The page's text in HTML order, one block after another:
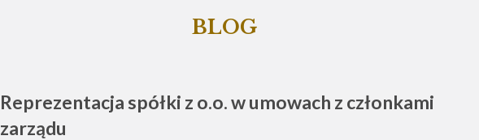
BLOG
Reprezentacja spółki z o.o. w umowach z członkami
zarządu